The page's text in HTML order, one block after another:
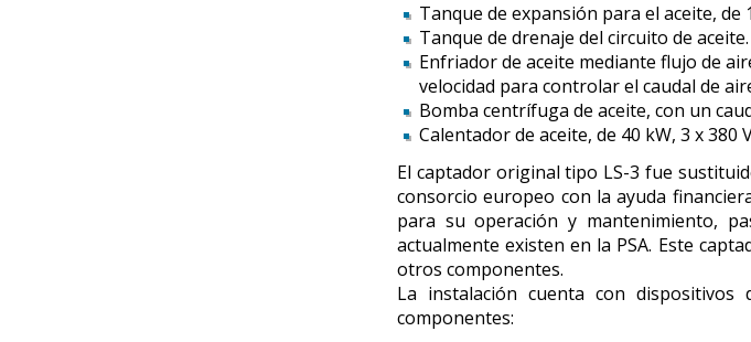
Tanque de expansión para el aceite,
Tanque de drenaje del circuito de aceite.
Enfriador de aceite mediante flujo de
velocidad para controlar el caudal de
Bomba centrífuga de aceite, con un
Calentador de aceite, de 40 kW, 3 x 380
El captador original tipo LS-3 fue
consorcio europeo con la ayuda
para su operación y mantenimiento,
actualmente existen en la PSA. Este
otros componentes.
La instalación cuenta con
componentes: